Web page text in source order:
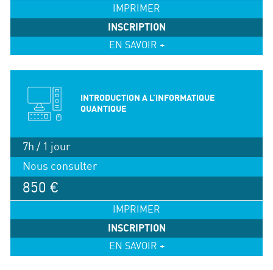
IMPRIMER
INSCRIPTION
EN SAVOIR +
INTRODUCTION A L’INFORMATIQUE
QUANTIQUE
7h / 1 jour
Nous consulter
850 €
IMPRIMER
INSCRIPTION
EN SAVOIR +